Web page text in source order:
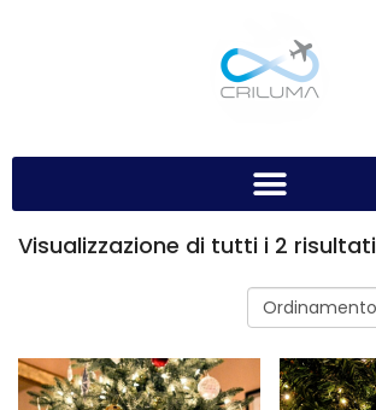
Visualizzazione di tutti i 2 risultati